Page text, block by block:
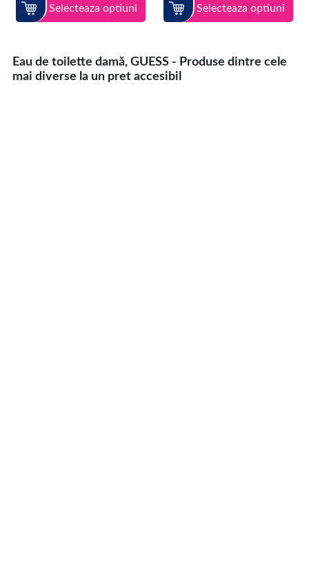
Selecteaza optiuni Selecteaza optiuni
Eau de toilette damă, GUESS - Produse dintre cele
mai diverse la un pret accesibil